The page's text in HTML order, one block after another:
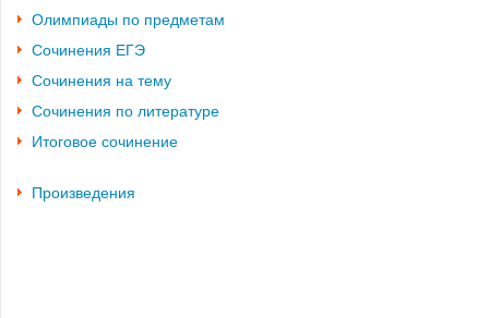
Олимпиады по предметам
Сочинения ЕГЭ
Сочинения на тему
Сочинения по литературе
Итоговое сочинение
Произведения